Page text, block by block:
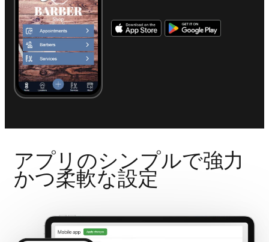
アプリのシンプルで強力
かつ柔軟な設定